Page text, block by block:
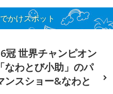
かけスポット
冠 世界チャンピオン
なわとび小助」のパ
ンスショー&なわと